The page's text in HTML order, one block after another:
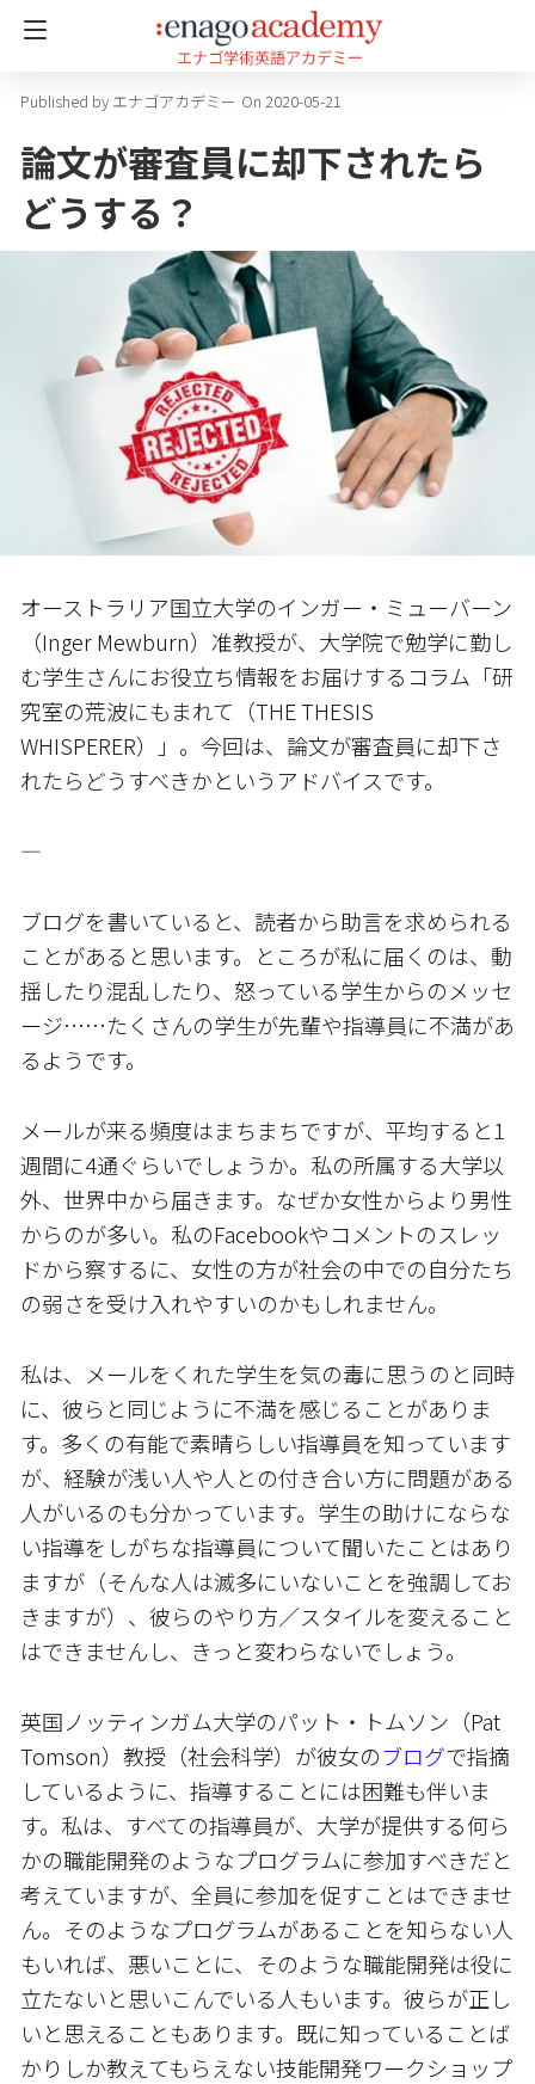
エナゴアカデミー On 2020-05-21
論文が審査員に却下されたら
どうする？
オーストラリア国立大学のインガー・ミューバーン
（Inger Mewburn）准教授が、大学院で勉学に勤し
む学生さんにお役立ち情報をお届けするコラム「研
究室の荒波にもまれて（THE THESIS
WHISPERER）」。今回は、論文が審査員に却下さ
れたらどうすべきかというアドバイスです。
――――――――――
ブログを書いていると、読者から助言を求められる
ことがあると思います。ところが私に届くのは、動
揺したり混乱したり、怒っている学生からのメッセ
ージ……たくさんの学生が先輩や指導員に不満があ
るようです。
メールが来る頻度はまちまちですが、平均すると1
週間に4通ぐらいでしょうか。私の所属する大学以
外、世界中から届きます。なぜか女性からより男性
からのが多い。私のFacebookやコメントのスレッ
ドから察するに、女性の方が社会の中での自分たち
の弱さを受け入れやすいのかもしれません。
私は、メールをくれた学生を気の毒に思うのと同時
に、彼らと同じように不満を感じることがありま
す。多くの有能で素晴らしい指導員を知っています
が、経験が浅い人や人との付き合い方に問題がある
人がいるのも分かっています。学生の助けにならな
い指導をしがちな指導員について聞いたことはあり
ますが（そんな人は滅多にいないことを強調してお
きますが）、彼らのやり方／スタイルを変えること
はできませんし、きっと変わらないでしょう。
英国ノッティンガム大学のパット・トムソン（Pat
Tomson）教授（社会科学）が彼女のブログで指摘
しているように、指導することには困難も伴いま
す。私は、すべての指導員が、大学が提供する何ら
かの職能開発のようなプログラムに参加すべきだと
考えていますが、全員に参加を促すことはできませ
ん。そのようなプログラムがあることを知らない人
もいれば、悪いことに、そのような職能開発は役に
立たないと思いこんでいる人もいます。彼らが正し
いと思えることもあります。既に知っていることば
かりしか教えてもらえない技能開発ワークショップ